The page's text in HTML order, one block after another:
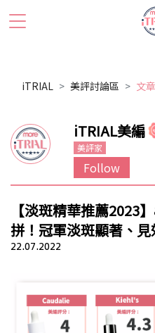
iTRIAL 美評討論區 文章
iTRIAL美編
美評家
Follow
【淡斑精華推薦2023
拼！冠軍淡斑顯著、
22.07.2022